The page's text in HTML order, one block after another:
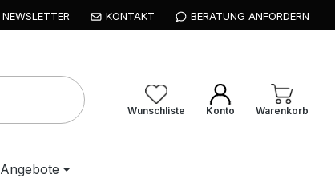
NEWSLETTER KONTAKT BERATUNG ANFORDERN
Wunschliste Konto Warenkorb
Angebote